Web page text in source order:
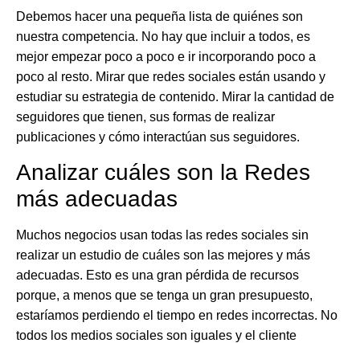
Debemos hacer una pequeña lista de quiénes son
nuestra competencia. No hay que incluir a todos, es
mejor empezar poco a poco e ir incorporando poco a
poco al resto. Mirar que redes sociales están usando y
estudiar su estrategia de contenido. Mirar la cantidad de
seguidores que tienen, sus formas de realizar
publicaciones y cómo interactúan sus seguidores.
Analizar cuáles son la Redes
más adecuadas
Muchos negocios usan todas las redes sociales sin
realizar un estudio de cuáles son las mejores y más
adecuadas. Esto es una gran pérdida de recursos
porque, a menos que se tenga un gran presupuesto,
estaríamos perdiendo el tiempo en redes incorrectas. No
todos los medios sociales son iguales y el cliente